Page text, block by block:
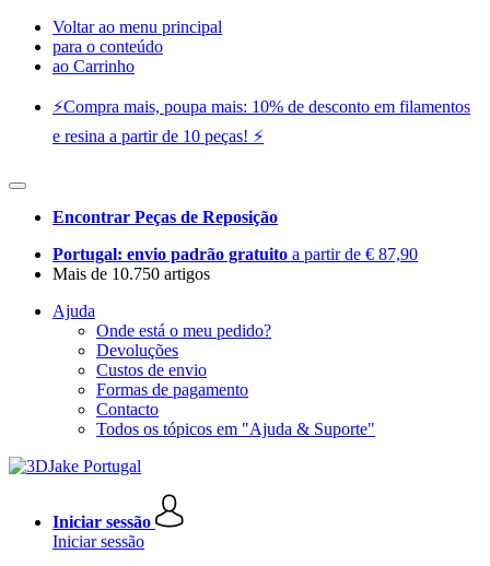
Voltar ao menu principal
para o conteúdo
ao Carrinho
⚡️Compra mais, poupa mais: 10% de desconto em filamentos
e resina a partir de 10 peças! ⚡️
Encontrar Peças de Reposição
Portugal: envio padrão gratuito a partir de € 87,90
Mais de 10.750 artigos
Ajuda
Onde está o meu pedido?
Devoluções
Custos de envio
Formas de pagamento
Contacto
Todos os tópicos em "Ajuda & Suporte"
Iniciar sessão
Iniciar sessão